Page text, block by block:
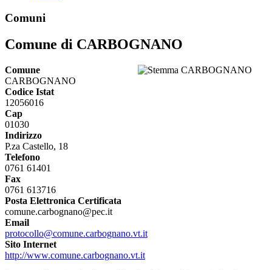
Comuni
Comune di CARBOGNANO
Comune
CARBOGNANO
Codice Istat
12056016
Cap
01030
Indirizzo
P.za Castello, 18
Telefono
0761 61401
Fax
0761 613716
Posta Elettronica Certificata
comune.carbognano@pec.it
Email
protocollo@comune.carbognano.vt.it
Sito Internet
http://www.comune.carbognano.vt.it